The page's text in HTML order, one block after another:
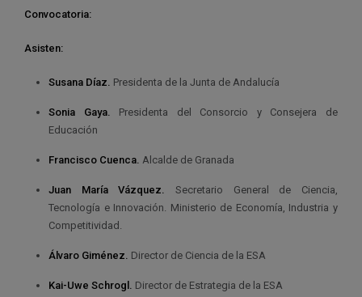
Convocatoria:
Asisten:
Susana Díaz. Presidenta de la Junta de Andalucía
Sonia Gaya. Presidenta del Consorcio y Consejera de
Educación
Francisco Cuenca. Alcalde de Granada
Juan María Vázquez. Secretario General de Ciencia,
Tecnología e Innovación. Ministerio de Economía, Industria y
Competitividad.
Álvaro Giménez. Director de Ciencia de la ESA
Kai-Uwe Schrogl. Director de Estrategia de la ESA